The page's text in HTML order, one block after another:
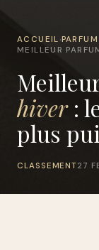
ACCUEIL ›
MEILLEUR
hiver:
plus
CLASSEMENT27